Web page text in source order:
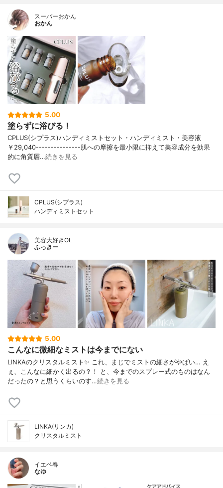
スーパーおかん
おかん
5.00
塗らずに浴びる！
CPLUS(シプラス)ハンディミストセット・ハンディミスト・美容液
￥29,040---------------肌への摩擦を最小限に抑えて美容成分を効果
的に角質層…続きを見る
CPLUS(シプラス)
ハンディミストセット
美容大好きOL
ふっきー
5.00
こんなに微細なミストは今までにない
LINKAのクリスタルミスト✨ これ、まじでミストの細さがやばい… え
ぇ、こんなに細かく出るの？！ と、今までのスプレー式のものはなん
だったの？と思うくらいのす…続きを見る
LINKA(リンカ)
クリスタルミスト
イエベ春
なゆ